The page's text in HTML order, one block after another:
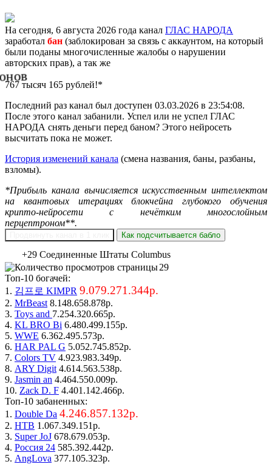
На сегодня, 6 августа 2026 года канал ГЛАС НАРОДА
заработал бан (заблокирован за связь с аккаунтом, на который
были поданы многочисленные жалобы о нарушении
авторских прав), а так же
767 тысяч 165 рублей!*
Последний раз канал был доступен 03.03.2026 в 23:54:08.
После этого канал забанили. Успел или не успел ГЛАС
НАРОДА снять деньги перед баном? Этого нейросеть
высчитать пока не может.
История изменений канала (смена названия, баны, разбаны,
взломы).
*Прибыль канала вычисляется искусственным интеллектом
на квантовых итерациях блокчейна глубокого обучения
крипто-нейросети с нечётким многослойным
перцептроном**.
Как подсчитывается бабло
+29 Соединенные Штаты Columbus
29
Топ-10 богачей:
1. 김프로 KIMPR 9.079.271.344р.
2. MrBeast 8.148.658.878р.
3. Toys and 7.254.320.665р.
4. KL BRO Bi 6.480.499.155р.
5. WWE 6.362.495.573р.
6. HAR PAL G 5.052.745.852р.
7. Colors TV 4.923.983.349р.
8. ARY Digit 4.614.563.538р.
9. Jasmin an 4.464.550.009р.
10. Zack D. F 4.401.142.466р.
Топ-10 забаненных:
1. Double Da 4.246.857.132р.
2. НТВ 1.067.349.151р.
3. Super JoJ 678.679.053р.
4. Россия 24 585.392.442р.
5. AngLova 377.105.323р.